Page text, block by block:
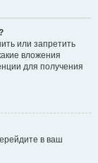
или запретить
вложения
для получения
в ваш